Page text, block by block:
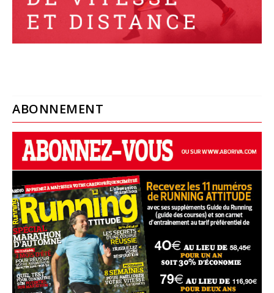
ABONNEMENT